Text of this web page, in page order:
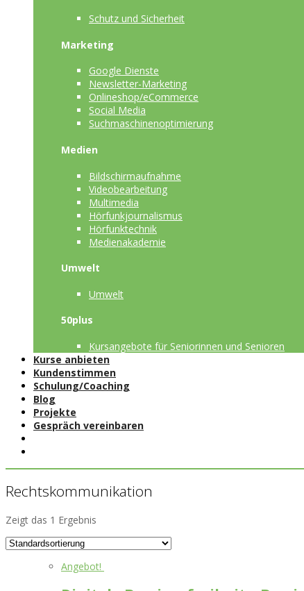
Schutz und Sicherheit
Marketing
Google Dienste
Newsletter-Marketing
Onlineshop/eCommerce
Social Media
Suchmaschinenoptimierung
Medien
Bildschirmaufnahme
Videobearbeitung
Multimedia
Hörfunkjournalismus
Hörfunktechnik
Medienakademie
Umwelt
Umwelt
50plus
Kursangebote für Seniorinnen und Senioren
Kurse anbieten
Kundenstimmen
Schulung/Coaching
Blog
Projekte
Gespräch vereinbaren
Rechtskommunikation
Zeigt das 1 Ergebnis
Angebot!